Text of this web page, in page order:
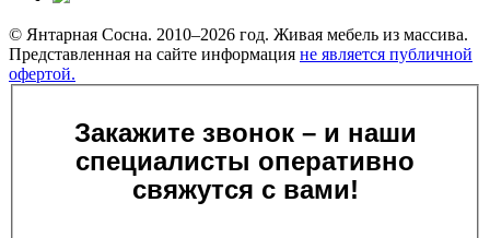
© Янтарная Сосна. 2010–2026 год. Живая мебель из массива.
Представленная на сайте информация не является публичной
офертой.
Закажите звонок – и наши
специалисты оперативно
свяжутся с вами!